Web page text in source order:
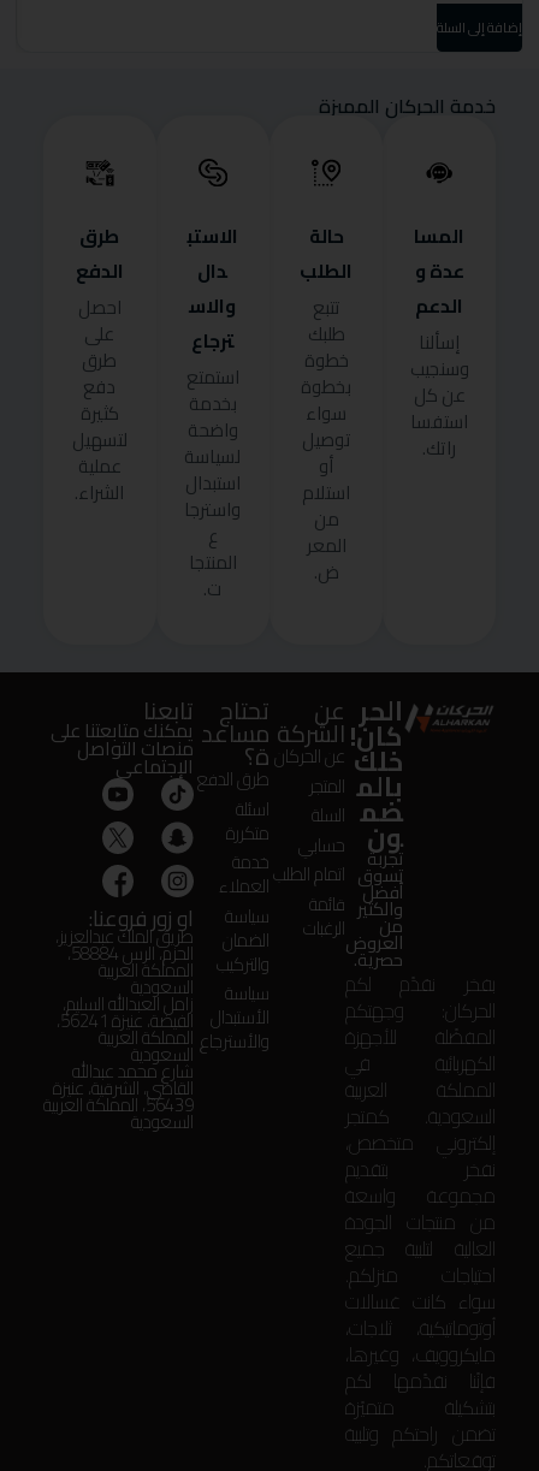
إضافة إلى السلة
خدمة الحركان المميزة
المسا
عدة و
الدعم
إسألنا
وسنجيب
عن كل
استفسا
راتك.
حالة
الطلب
تتبع
طلبك
خطوة
بخطوة
سواء
توصيل
أو
استلام
من
المعر
ض.
الاستب
دال
والاس
ترجاع
استمتع
بخدمة
واضحة
لسياسة
استبدال
واسترجا
ع
المنتجا
ت.
طرق
الدفع
احصل
على
طرق
دفع
كثيرة
لتسهيل
عملية
الشراء.
الحر
كان!
خلك
بالم
ضم
ون
تجربة
تسوق
أفضل
والكثير
من
العروض
حصرية.
بفخر نقدّم لكم
الحركان: وجهتكم
المفضّلة للأجهزة
الكهربائية في
المملكة العربية
السعودية. كمتجر
إلكتروني متخصص،
نفخر بتقديم
مجموعة واسعة
من منتجات الجودة
العالية لتلبية جميع
احتياجات منزلكم.
سواء كانت غسالات
أوتوماتيكية، ثلاجات،
مايكروويف، وغيرها،
فإنّنا نقدّمها لكم
بتشكيلة متميّزة
تضمن راحتكم وتلبية
توقعاتكم.
عن
الشركة
عن الحركان
المتجر
السلة
حسابي
اتمام الطلب
قائمة
الرغبات
تحتاج
مساعد
ة؟
طرق الدفع
اسئلة
متكررة
خدمة
العملاء
سياسة
الضمان
والتركيب
سياسة
الأستبدال
والأسترجاع
تابعنا
يمكنك متابعتنا على
منصات التواصل
الإجتماعى
او زور فروعنا:
طريق الملك عبدالعزيز،
الحزم، الرس 58884،
المملكة العربية
السعودية
زامل العبدالله السليم،
الفيضة، عنيزة 56241،
المملكة العربية
السعودية
شارع محمد عبدالله
القاضي، الشرقية، عنيزة
56439، المملكة العربية
السعودية